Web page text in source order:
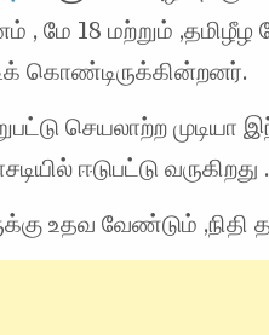
, மே 18 மற்றும்
கொண்டிருக்கின்றனர்.
செயலாற்ற முடியா
ஈடுபட்டு வருகிறது .
உதவ வேண்டும் ,நிதி